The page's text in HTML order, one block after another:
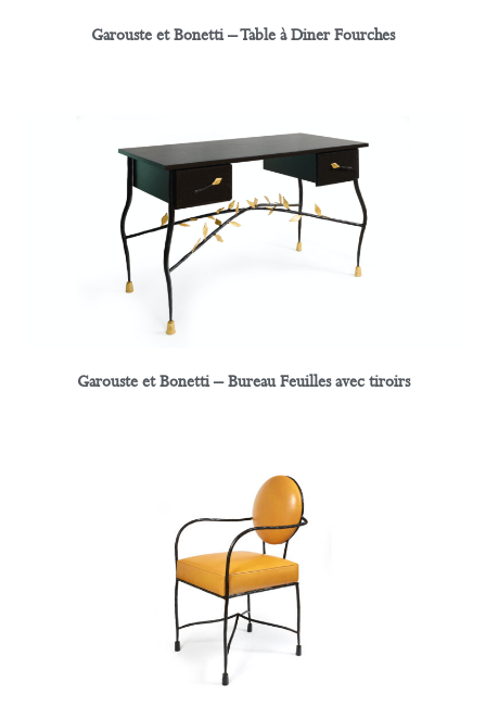
Garouste et Bonetti – Table à Diner Fourches
Garouste et Bonetti – Bureau Feuilles avec tiroirs